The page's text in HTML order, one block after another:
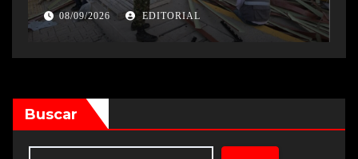
08/09/2026 EDITORIAL
Buscar